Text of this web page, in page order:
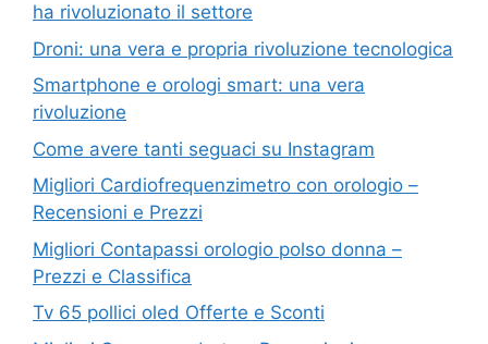
ha rivoluzionato il settore
Droni: una vera e propria rivoluzione tecnologica
Smartphone e orologi smart: una vera
rivoluzione
Come avere tanti seguaci su Instagram
Migliori Cardiofrequenzimetro con orologio –
Recensioni e Prezzi
Migliori Contapassi orologio polso donna –
Prezzi e Classifica
Tv 65 pollici oled Offerte e Sconti